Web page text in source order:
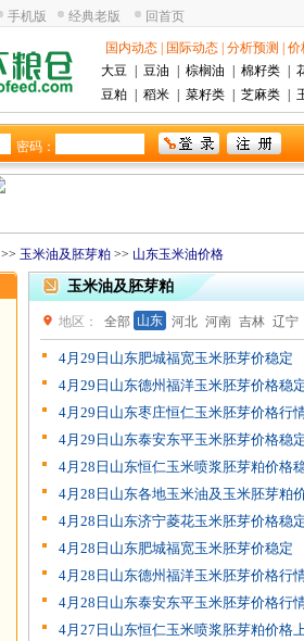
手机版 经典老版 回首页
国内动态 国际动态 分析预测
价
大豆
豆油 棕榈油 棉籽类
豆粕
稻米 菜籽类 芝麻类
密码：
>> 玉米油及胚芽粕 >> 山东玉米油价格
玉米油及胚芽粕
地区： 全部 山东 河北 河南 吉林 辽宁
4月29日山东肥城福宽玉米胚芽价稳定
4月29日山东德州福洋玉米胚芽价格稳
4月29日山东枣庄恒仁玉米胚芽价格行
4月29日山东泰安东平玉米胚芽价格稳
4月28日山东恒仁玉米喷浆胚芽粕价格
4月28日山东各地玉米油及玉米胚芽粕
4月28日山东济宁菱花玉米胚芽价格稳
4月28日山东肥城福宽玉米胚芽价稳定
4月28日山东德州福洋玉米胚芽价格行
4月28日山东泰安东平玉米胚芽价格行
4月27日山东恒仁玉米喷浆胚芽粕价格